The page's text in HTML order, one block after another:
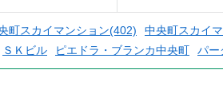
町スカイマンション(402)
中央町スカイ
ＳＫビル ピエドラ・ブランカ中央町 パー